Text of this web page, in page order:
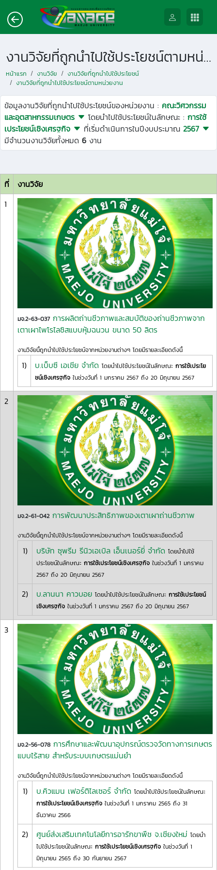
งานวิจัยที่ถูกนำไปใช้ประโยชน์ตามหน่วยงาน
หน้าแรก งานวิจัย
งานวิจัยที่ถูกนำไปใช้ประโยชน์
งานวิจัยที่ถูกนำไปใช้ประโยชน์ตามหน่วยงาน
ข้อมูลงานวิจัยที่ถูกนำไปใช้ประโยชน์ของหน่วยงาน : คณะวิศวกรรม
และอุตสาหกรรมเกษตร
โดยนำไปใช้ประโยชน์ในลักษณะ : การใช้
เประโยชน์เชิงเศรฐกิจ
ที่เริ่มดำเนินการในปีงบประมาณ 2567
มีจำนวนงานวิจัยทั้งหมด 6 งาน
ที่
งานวิจัย
1
มจ.2-63-037 การผลิตถ่านชีวภาพและสมบัติของถ่านชีวภาพจาก
เตาเผาไพโรไลซิสแบบหุ้มฉนวน ขนาด 50 ลิตร
งานวิจัยนี้ถูกนำไปใช้ประโยชน์จากหน่วยงานต่างๆ โดยมีรายละเอียดดังนี้
1) บ.เบ็บซี เอเชีย จำกัด โดยนำไปใช้ประโยชน์ในลักษณะ การใช้เประโย
ชน์เชิงเศรฐกิจ ในช่วงวันที่ 1 มกราคม 2567 ถึง 20 มิถุนายน 2567
2
มจ.2-61-042 การพัฒนาประสิทธิภาพของเตาเผาถ่านชีวภาพ
งานวิจัยนี้ถูกนำไปใช้ประโยชน์จากหน่วยงานต่างๆ โดยมีรายละเอียดดังนี้
1) บริษัท ซุพรีม รีนิวเอเบิล เอ็นเนอร์ยี่ จำกัด โดยนำไปใช้
ประโยชน์ในลักษณะ การใช้เประโยชน์เชิงเศรฐกิจ ในช่วงวันที่ 1 มกราคม
2567 ถึง 20 มิถุนายน 2567
2) บ.ลานนา คาวบอย โดยนำไปใช้ประโยชน์ในลักษณะ การใช้เประโยชน์
เชิงเศรฐกิจ ในช่วงวันที่ 1 มกราคม 2567 ถึง 20 มิถุนายน 2567
3
มจ.2-56-078 การศึกษาและพัฒนาอุปกรณ์ตรวจวัดทางการเกษตร
แบบไร้สาย สำหรับระบบเกษตรแม่นยำ
งานวิจัยนี้ถูกนำไปใช้ประโยชน์จากหน่วยงานต่างๆ โดยมีรายละเอียดดังนี้
1) บ.คิวแมน เฟอร์ติไลเซอร์ จำกัด โดยนำไปใช้ประโยชน์ในลักษณะ
การใช้เประโยชน์เชิงเศรฐกิจ ในช่วงวันที่ 1 มกราคม 2565 ถึง 31
ธันวาคม 2566
2) ศูนย์ส่งเสริมเทคโนโลยีการอารักขาพืช จ.เชียงใหม่ โดยนำ
ไปใช้ประโยชน์ในลักษณะ การใช้เประโยชน์เชิงเศรฐกิจ ในช่วงวันที่ 1
มิถุนายน 2565 ถึง 30 กันยายน 2567